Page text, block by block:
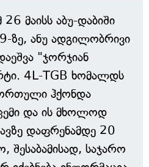
მაისს აბუ-დაბიში
ანუ ადგილობრივი
"ჯორჯიან
4L-TGB ხომალდს
ჰქონდა
და ის მხოლოდ
დაფრენამდე 20
საჯარო